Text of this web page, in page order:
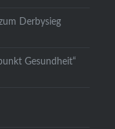
Derbysieg
Gesundheit“